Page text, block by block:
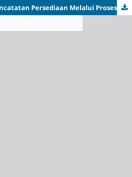
Persediaan Melalui Proses Stock Taking